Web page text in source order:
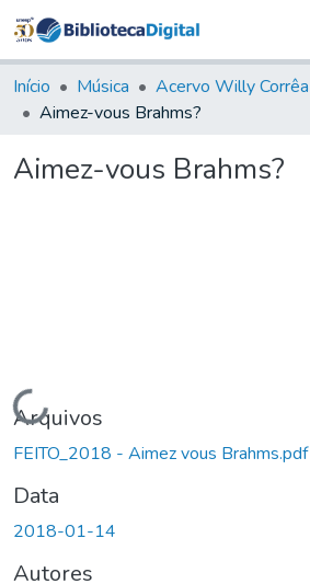
&
Coleções
Digital
Início Música
Acervo Willy Corrêa
Aimez-vous Brahms?
Aimez-vous Brahms?
Carregando...
Arquivos
FEITO_2018 - Aimez vous Brahms.pdf
Data
2018-01-14
Autores